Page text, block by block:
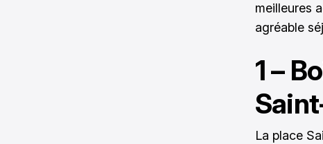
meilleures
agréable
1 –
La place